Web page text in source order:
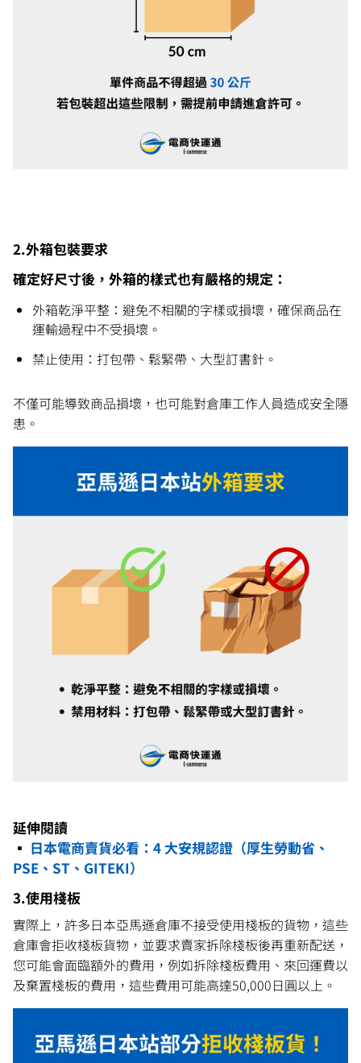
2.外箱包裝要求
確定好尺寸後，外箱的樣式也有嚴格的規定：
外箱乾淨平整：避免不相關的字樣或損壞，確保商品在
運輸過程中不受損壞。
禁止使用：打包帶、鬆緊帶、大型訂書針。
不僅可能導致商品損壞，也可能對倉庫工作人員造成安全隱
患。
延伸閱讀
▪️ 日本電商賣貨必看：4 大安規認證（厚生勞動省、
PSE、ST、GITEKI）
3.使用棧板
實際上，許多日本亞馬遜倉庫不接受使用棧板的貨物，這些
倉庫會拒收棧板貨物，並要求賣家拆除棧板後再重新配送，
您可能會面臨額外的費用，例如拆除棧板費用、來回運費以
及棄置棧板的費用，這些費用可能高達50,000日圓以上。